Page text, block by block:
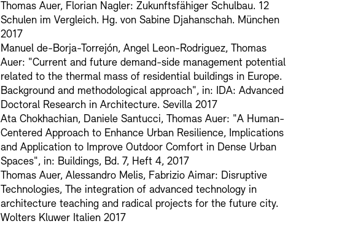
Thomas Auer, Florian Nagler: Zukunftsfähiger Schulbau. 12
Schulen im Vergleich. Hg. von Sabine Djahanschah. München
2017
Manuel de-Borja-Torrejón, Angel Leon-Rodriguez, Thomas
Auer: "Current and future demand-side management potential
related to the thermal mass of residential buildings in Europe.
Background and methodological approach", in: IDA: Advanced
Doctoral Research in Architecture. Sevilla 2017
Ata Chokhachian, Daniele Santucci, Thomas Auer: "A Human-
Centered Approach to Enhance Urban Resilience, Implications
and Application to Improve Outdoor Comfort in Dense Urban
Spaces", in: Buildings, Bd. 7, Heft 4, 2017
Thomas Auer, Alessandro Melis, Fabrizio Aimar: Disruptive
Technologies, The integration of advanced technology in
architecture teaching and radical projects for the future city.
Wolters Kluwer Italien 2017